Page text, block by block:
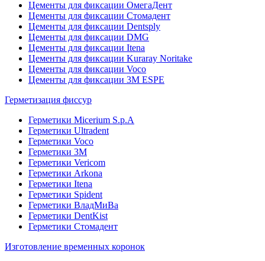
Цементы для фиксации ОмегаДент
Цементы для фиксации Стомадент
Цементы для фиксации Dentsply
Цементы для фиксации DMG
Цементы для фиксации Itena
Цементы для фиксации Kuraray Noritake
Цементы для фиксации Voco
Цементы для фиксации 3M ESPE
Герметизация фиссур
Герметики Micerium S.p.A
Герметики Ultradent
Герметики Voco
Герметики 3M
Герметики Vericom
Герметики Arkona
Герметики Itena
Герметики Spident
Герметики ВладМиВа
Герметики DentKist
Герметики Стомадент
Изготовление временных коронок